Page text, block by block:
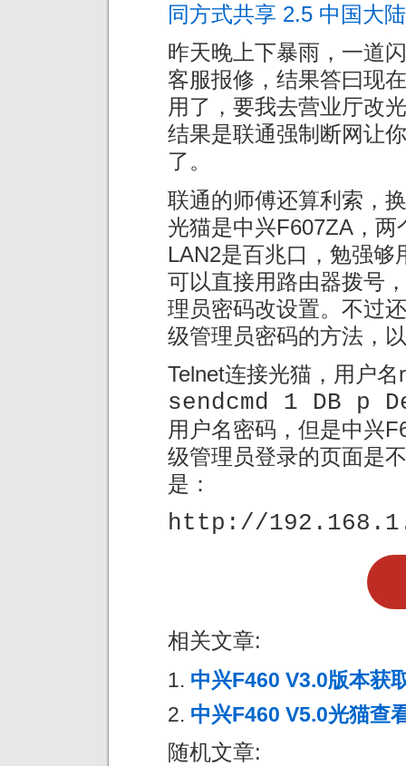
同方式共享 2.5 中国大陆
昨天晚上下暴雨，一道
客服报修，结果答曰现
用了，要我去营业厅改
结果是联通强制断网让
了。
联通的师傅还算利索，
光猫是中兴F607ZA，
LAN2是百兆口，勉强
可以直接用路由器拨号
理员密码改设置。不过
级管理员密码的方法，
Telnet连接光猫，用户
sendcmd 1 DB p
用户名密码，但是中兴
级管理员登录的页面是
是：
http://
相关文章:
中兴F460 V3.0版本获
中兴F460 V5.0光猫查
随机文章: